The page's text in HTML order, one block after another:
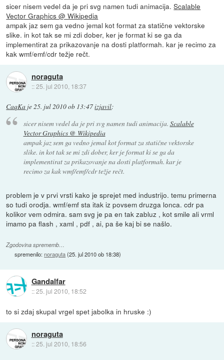
sicer nisem vedel da je pri svg namen tudi animacija.Scalable
Vector Graphics @ Wikipedia
ampak jaz sem ga vedno jemal kot format za statične vektorske
slike. in kot tak se mi zdi dober, ker je format ki se ga da
implementirat za prikazovanje na dosti platformah. kar je recimo za
kak wmf/emf/cdr težje rečt.
noraguta
::25. jul 2010, 18:37
CaqKa je25. jul 2010 ob 13:47izjavil:
sicer nisem vedel da je pri svg namen tudi animacija. Scalable
Vector Graphics @ Wikipedia
ampak jaz sem ga vedno jemal kot format za statične vektorske
slike. in kot tak se mi zdi dober, ker je format ki se ga da
implementirat za prikazovanje na dosti platformah. kar je
recimo za kak wmf/emf/cdr težje rečt.
problem je v prvi vrsti kako je sprejet med industrijo. temu primerna
so tudi orodja. wmf/emf sta itak iz povsem druzga lonca. cdr pa
kolikor vem odmira. sam svg je pa en tak zabluz , kot smile ali vrml
imamo pa flash , xaml , pdf , ai, pa še kaj bi se našlo.
Zgodovina sprememb…
spremenilo:noraguta(25. jul 2010 ob 18:38)
Gandalfar
::25. jul 2010, 18:52
to si zdaj skupal vrgel spet jabolka in hruske :)
noraguta
::25. jul 2010, 18:56